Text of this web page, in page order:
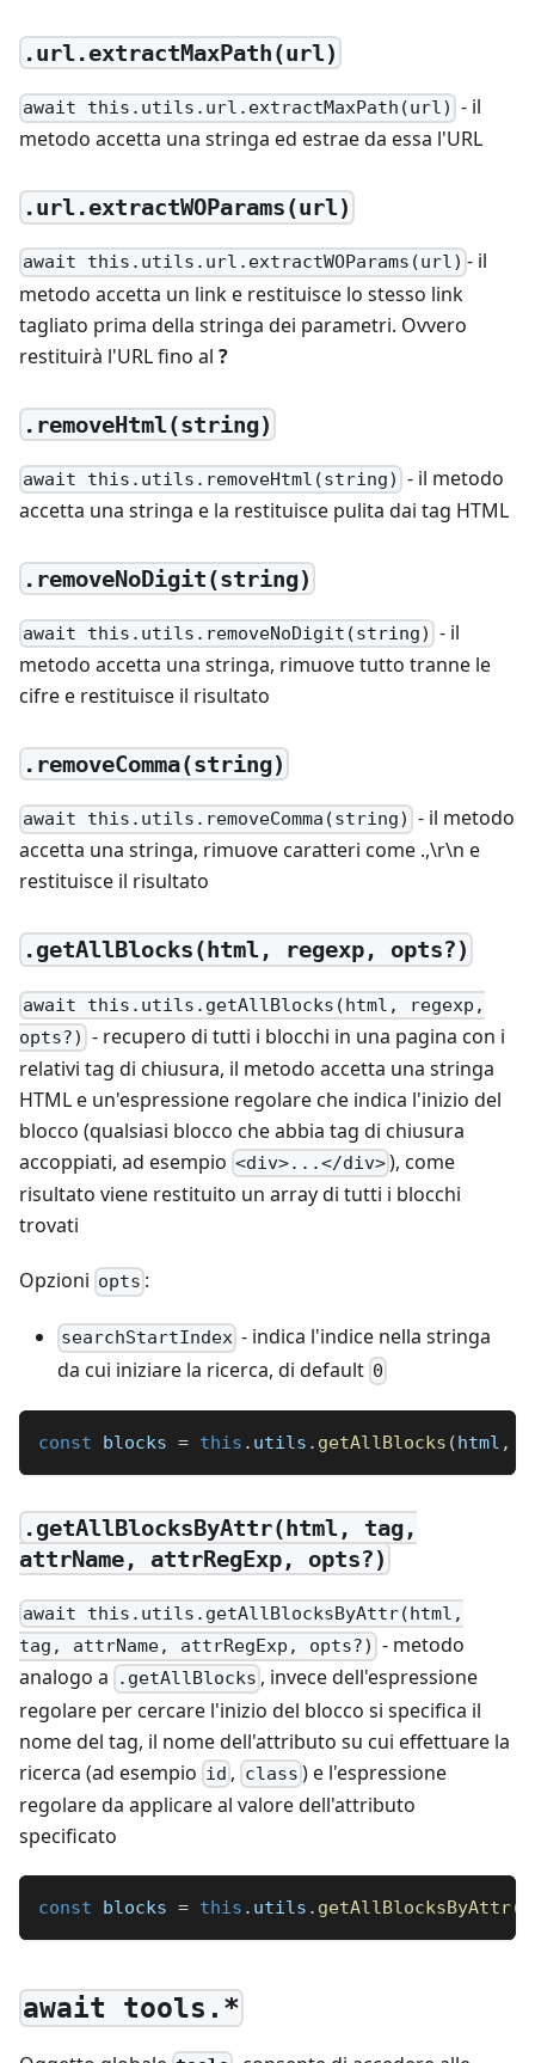
.url.extractMaxPath(url)
await this.utils.url.extractMaxPath(url) - il
metodo accetta una stringa ed estrae da essa l'URL
.url.extractWOParams(url)
await this.utils.url.extractWOParams(url) - il
metodo accetta un link e restituisce lo stesso link
tagliato prima della stringa dei parametri. Ovvero
restituirà l'URL fino al ?
.removeHtml(string)
await this.utils.removeHtml(string) - il metodo
accetta una stringa e la restituisce pulita dai tag HTML
.removeNoDigit(string)
await this.utils.removeNoDigit(string) - il
metodo accetta una stringa, rimuove tutto tranne le
cifre e restituisce il risultato
.removeComma(string)
await this.utils.removeComma(string) - il metodo
accetta una stringa, rimuove caratteri come .,\r\n e
restituisce il risultato
.getAllBlocks(html, regexp, opts?)
await this.utils.getAllBlocks(html, regexp,
opts?) - recupero di tutti i blocchi in una pagina con i
relativi tag di chiusura, il metodo accetta una stringa
HTML e un'espressione regolare che indica l'inizio del
blocco (qualsiasi blocco che abbia tag di chiusura
accoppiati, ad esempio <div>...</div>), come
risultato viene restituito un array di tutti i blocchi
trovati
Opzioni opts :
searchStartIndex - indica l'indice nella stringa
da cui iniziare la ricerca, di default 0
const blocks = this . utils . getAllBlocks (html ,
.getAllBlocksByAttr(html, tag,
attrName, attrRegExp, opts?)
await this.utils.getAllBlocksByAttr(html,
tag, attrName, attrRegExp, opts?) - metodo
analogo a
.getAllBlocks , invece dell'espressione
regolare per cercare l'inizio del blocco si specifica il
nome del tag, il nome dell'attributo su cui effettuare la
ricerca (ad esempio id , class ) e l'espressione
regolare da applicare al valore dell'attributo
specificato
const blocks = this . utils . getAllBlocksByAttr(
await tools.*